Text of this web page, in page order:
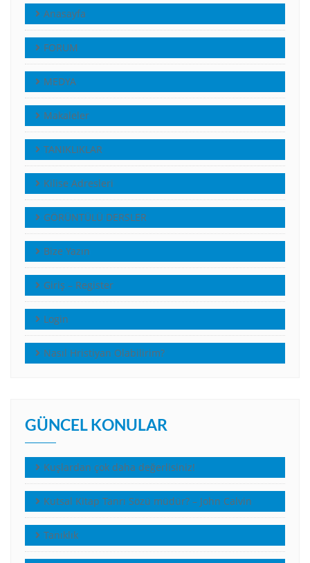
Anasayfa
FORUM
MEDYA
Makaleler
TANIKLIKLAR
Kilise Adresleri
GÖRÜNTÜLÜ DERSLER
Bize Yazın
Giriş – Register
Login
Nasıl Hristiyan Olabilirim?
GÜNCEL KONULAR
Kuşlardan çok daha değerlisiniz!
Kutsal Kitap Tanrı Sözü müdür? – John Calvin
Tanıklık